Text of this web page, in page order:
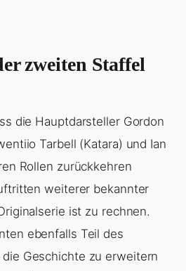
zweiten Staffel
die Hauptdarsteller Gordon
Tarbell (Katara) und Ian
Rollen zurückkehren
weiterer bekannter
ist zu rechnen.
ebenfalls Teil des
Geschichte zu erweitern